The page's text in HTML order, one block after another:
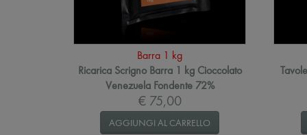
Barra 1 kg
Ricarica Scrigno Barra 1 kg Cioccolato
Venezuela Fondente 72%
€ 75,00
AGGIUNGI AL CARRELLO